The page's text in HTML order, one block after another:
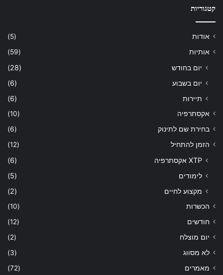
קטגוריות
אודות
(5)
אותיות
(59)
יום בחודש
(28)
יום בשבוע
(6)
תיירות
(6)
אקסתרפיה
(10)
בחירת שם לתינוק
(6)
הזמן להתחיל
(12)
XTP אקסתרפיה
(6)
לימודים
(5)
מקצוע לחיים
(2)
הכשרות
(10)
חודשים
(12)
יום מוצלח
(2)
לא מסווג
(3)
מאמרים
(72)